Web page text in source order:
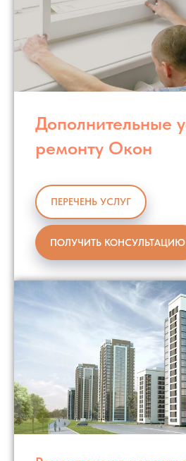
Дополнительные
ремонту Окон
ПЕРЕЧЕНЬ УСЛУГ
ПОЛУЧИТЬ КОНСУЛЬТАЦИЮ